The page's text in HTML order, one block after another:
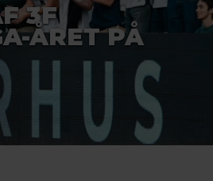
3F
ÅRET PÅ